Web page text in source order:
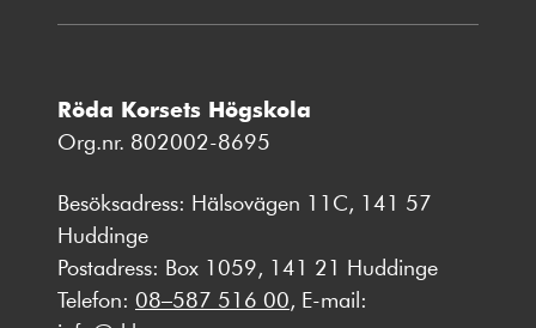
Röda Korsets Högskola
Org.nr. 802002-8695
Besöksadress: Hälsovägen 11C, 141 57
Huddinge
Postadress: Box 1059, 141 21 Huddinge
Telefon: 08–587 516 00, E-mail: